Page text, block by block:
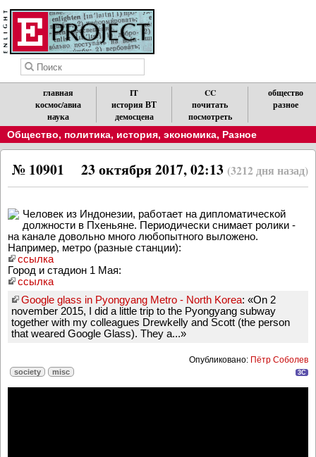
главная
космос/авиа
наука
IT
история ВТ
демосцена
CC
почитать
посмотреть
общество
разное
Общество, политика, история, экономика, Разное
23 октября 2017, 02:13 (3212 дня назад)
№ 10901
Человек из Индонезии, работает на дипломатической
должности в Пхеньяне. Периодически снимает ролики -
на канале довольно много любопытного выложено.
Например, метро (разные станции):
ссылка
Город и стадион 1 Мая:
ссылка
Google glass in Pyongyang Metro - North Korea: «On 2
november 2015, I did a little trip to the Pyongyang subway
together with my colleagues Drewkelly and Scott (the person
that weared Google Glass). They a...»
Опубликовано: Пётр Соболев
society misc 3C